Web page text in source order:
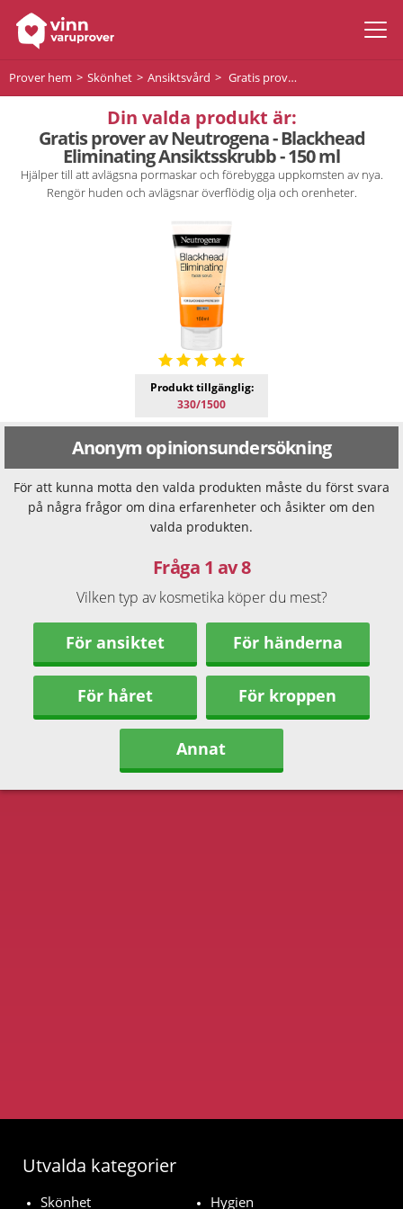
Prover hem Skönhet Ansiktsvård Gratis prover av Neutrogena - Blackhead Eliminating Ansiktsskrubb - 150 ml
Din valda produkt är:
Gratis prover av Neutrogena - Blackhead
Eliminating Ansiktsskrubb - 150 ml
Hjälper till att avlägsna pormaskar och förebygga uppkomsten av nya.
Rengör huden och avlägsnar överflödig olja och orenheter.
Produkt tillgänglig:
330/1500
Anonym opinionsundersökning
För att kunna motta den valda produkten måste du först svara
på några frågor om dina erfarenheter och åsikter om den
valda produkten.
Fråga 1 av 8
Vilken typ av kosmetika köper du mest?
För ansiktet För händerna
För håret För kroppen
Annat
Utvalda kategorier
Skönhet Hygien